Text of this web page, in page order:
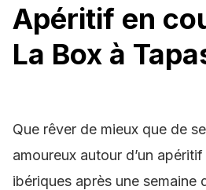
Apéritif en
La Box à
Que rêver de mieux que de
amoureux autour d’un
ibériques après une semaine